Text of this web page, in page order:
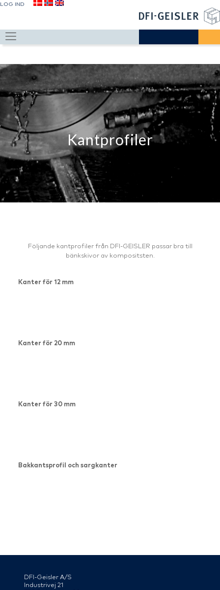
LOG IND
Kantprofiler
Följande kantprofiler från DFI-GEISLER passar bra till
bänkskivor av kompositsten.
Kanter för 12 mm
Kanter för 20 mm
Kanter för 30 mm
Bakkantsprofil och sargkanter
DFI-Geisler A/S
Industrivej 21